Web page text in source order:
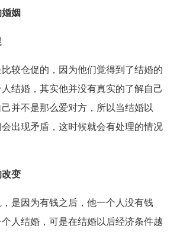
姻
较仓促的，因为他们觉得到了结婚的
结婚，其实他并没有真实的了解自己
并不是那么爱对方，所以当结婚以
出现矛盾，这时候就会有处理的情况
变
是因为有钱之后，他一个人没有钱
人结婚，可是在结婚以后经济条件越